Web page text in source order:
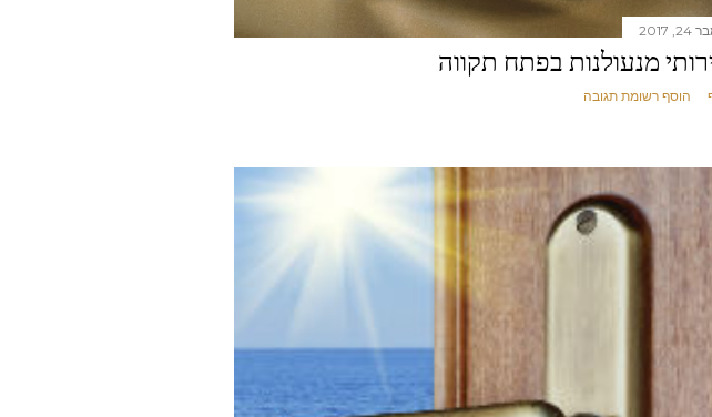
2017
מנעולנות בפתח תקווה
הוסף רשומת תגובה